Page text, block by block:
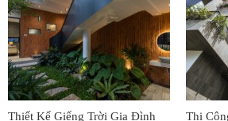
Thiết Kế Giếng Trời Gia Đình
Thi